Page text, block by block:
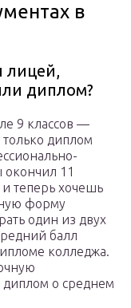
в
лицей,
диплом?
9 классов —
диплом
окончил 11
и теперь хочешь
форму
один из двух
балл
колледжа.
о среднем